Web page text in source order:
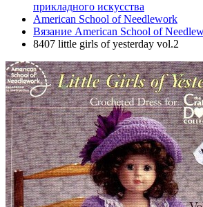
прикладного искусства
American School of Needlework
Вязание American School of
8407 little girls of yesterday vol.2